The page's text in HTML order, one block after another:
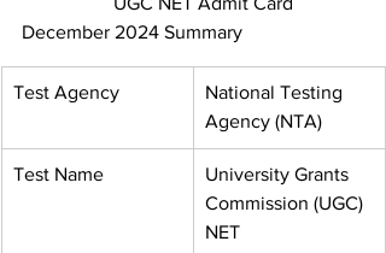
December 2024 Summary
Test Agency
National Testing
Agency (NTA)
Test Name
University Grants
Commission (UGC)
NET